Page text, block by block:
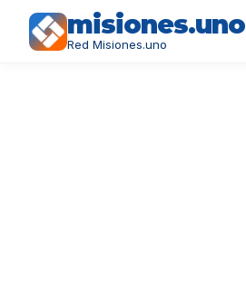
misiones.uno
Red Misiones.uno